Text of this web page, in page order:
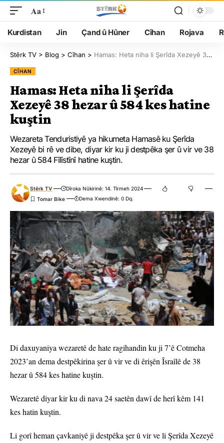
Aa
Kurdistan Jin Çand û Hûner Cîhan Rojava
Stêrk TV > Blog > Cîhan > Hamas: Heta niha li Şerîda Xezeyê 38 hezar û 584 kes hatine kuştin
CÎHAN
Hamas: Heta niha li Şerîda
Xezeyê 38 hezar û 584 kes hatine
kuştin
Wezareta Tenduristiyê ya hikumeta Hamasê ku Şerîda
Xezeyê bi rê ve dibe, diyar kir ku ji destpêka şer û vir ve 38
hezar û 584 Fîlîstînî hatine kuştin.
Stêrk TV
Dîroka Nûkirinê: 14. Tîrmeh 2024
Dema Xwendinê: 0 Dq.
Di daxuyaniya wezaretê de hate ragihandin ku ji 7’ê Cotmeha
2023’an dema destpêkirina şer û vir ve di êrişên Îsraîlê de 38
hezar û 584 kes hatine kuştin.
Wezaretê diyar kir ku di nava 24 saetên dawî de herî kêm 141
kes hatin kuştin.
Li gorî heman çavkaniyê ji destpêka şer û vir ve li Şerîda Xezeyê